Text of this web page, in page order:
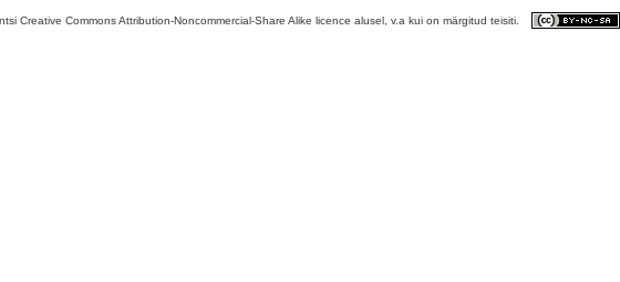
Creative Commons Attribution-Noncommercial-Share Alike licence alusel, v.a kui on märgitud teisiti.